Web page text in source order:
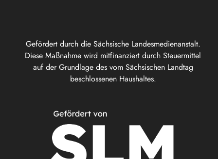
Gefördert durch die Sächsische Landesmedienanstalt.
Diese Maßnahme wird mitfinanziert durch Steuermittel
auf der Grundlage des vom Sächsischen Landtag
beschlossenen Haushaltes.